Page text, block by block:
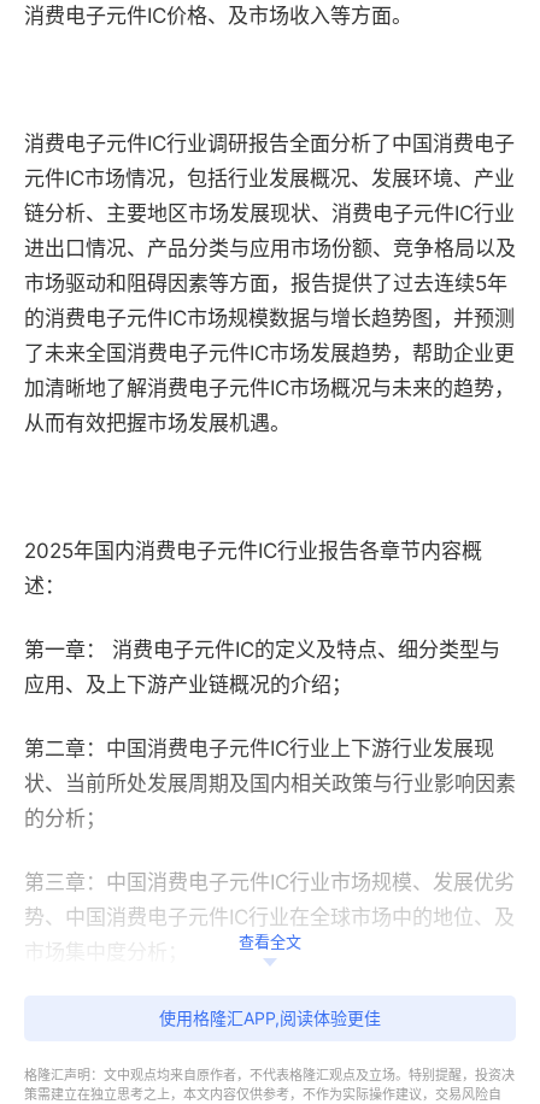
消费电子元件IC价格、及市场收入等方面。
消费电子元件IC行业调研报告全面分析了中国消费电子
元件IC市场情况，包括行业发展概况、发展环境、产业
链分析、主要地区市场发展现状、消费电子元件IC行业
进出口情况、产品分类与应用市场份额、竞争格局以及
市场驱动和阻碍因素等方面，报告提供了过去连续5年
的消费电子元件IC市场规模数据与增长趋势图，并预测
了未来全国消费电子元件IC市场发展趋势，帮助企业更
加清晰地了解消费电子元件IC市场概况与未来的趋势，
从而有效把握市场发展机遇。
2025年国内消费电子元件IC行业报告各章节内容概
述：
第一章： 消费电子元件IC的定义及特点、细分类型与
应用、及上下游产业链概况的介绍；
第二章：中国消费电子元件IC行业上下游行业发展现
状、当前所处发展周期及国内相关政策与行业影响因素
的分析；
第三章：中国消费电子元件IC行业市场规模、发展优劣
势、中国消费电子元件IC行业在全球市场中的地位、及
市场集中度分析；
第四章：阐释了中国各地区消费电子元件IC行业发展程
状与优劣势进行分析；
查看全文
使用格隆汇APP,阅读体验更佳
格隆汇声明：文中观点均来自原作者，不代表格隆汇观点及立场。特别提醒，投资决
策需建立在独立思考之上，本文内容仅供参考，不作为实际操作建议，交易风险自